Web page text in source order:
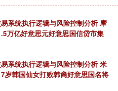
系统执行逻辑与风险控制分析 摩
万亿好意思元好意思国信贷市集
系统执行逻辑与风险控制分析 米
岁韩国仙女打败韩裔好意思国名将